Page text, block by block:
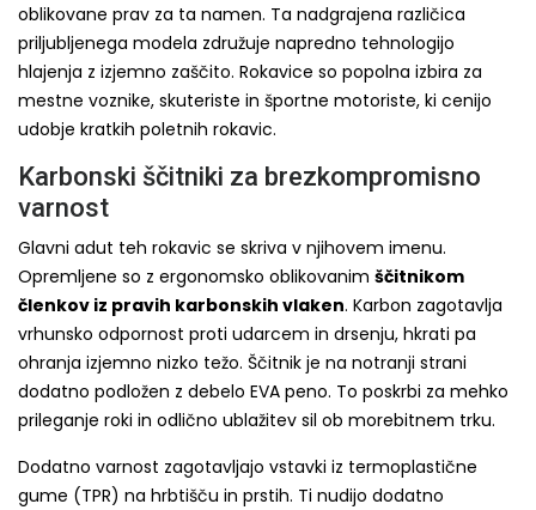
oblikovane prav za ta namen. Ta nadgrajena različica
priljubljenega modela združuje napredno tehnologijo
hlajenja z izjemno zaščito. Rokavice so popolna izbira za
mestne voznike, skuteriste in športne motoriste, ki cenijo
udobje kratkih poletnih rokavic.
Karbonski ščitniki za brezkompromisno
varnost
Glavni adut teh rokavic se skriva v njihovem imenu.
Opremljene so z ergonomsko oblikovanim ščitnikom
členkov iz pravih karbonskih vlaken. Karbon zagotavlja
vrhunsko odpornost proti udarcem in drsenju, hkrati pa
ohranja izjemno nizko težo. Ščitnik je na notranji strani
dodatno podložen z debelo EVA peno. To poskrbi za mehko
prileganje roki in odlično ublažitev sil ob morebitnem trku.
Dodatno varnost zagotavljajo vstavki iz termoplastične
gume (TPR) na hrbtišču in prstih. Ti nudijo dodatno